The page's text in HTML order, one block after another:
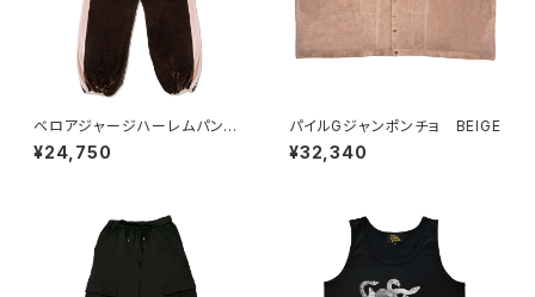
ベロアジャージハーレムパン
ツ BROWN
¥24,750
パイルGジャンポンチョ BEIGE
¥32,340